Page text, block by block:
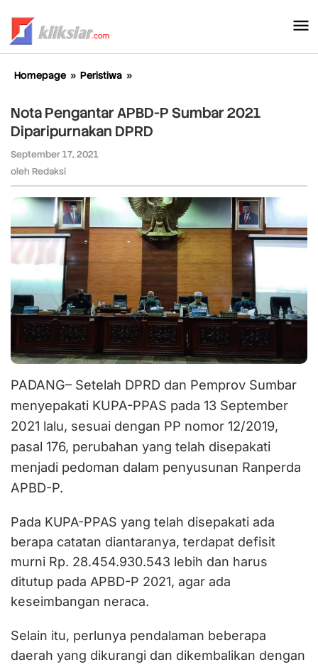
konten
Homepage » Peristiwa »
APBD-
P
Sumbar
Nota Pengantar APBD-P Sumbar 2021
Diparipurnakan DPRD
September 17, 2021
oleh Redaksi
PADANG– Setelah DPRD dan Pemprov Sumbar
menyepakati KUPA-PPAS pada 13 September
2021 lalu, sesuai dengan PP nomor 12/2019,
pasal 176, perubahan yang telah disepakati
menjadi pedoman dalam penyusunan Ranperda
APBD-P.
Pada KUPA-PPAS yang telah disepakati ada
berapa catatan diantaranya, terdapat defisit
murni Rp. 28.454.930.543 lebih dan harus
ditutup pada APBD-P 2021, agar ada
keseimbangan neraca.
Selain itu, perlunya pendalaman beberapa
daerah yang dikurangi dan dikembalikan dengan